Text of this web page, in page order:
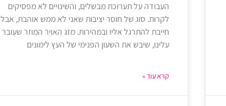
העבודה על תערוכת מבשלים, והשינויים לא מפסיקים
לקרות. סוג של חוסר יציבות שאני לא ממש אוהבת, אבל
חייבת להתרגל אליו ובמהירות. מזג האויר המוזר שעובר
עלינו, שיבש את השעון הפנימי של העץ לימונים
קרא עוד »